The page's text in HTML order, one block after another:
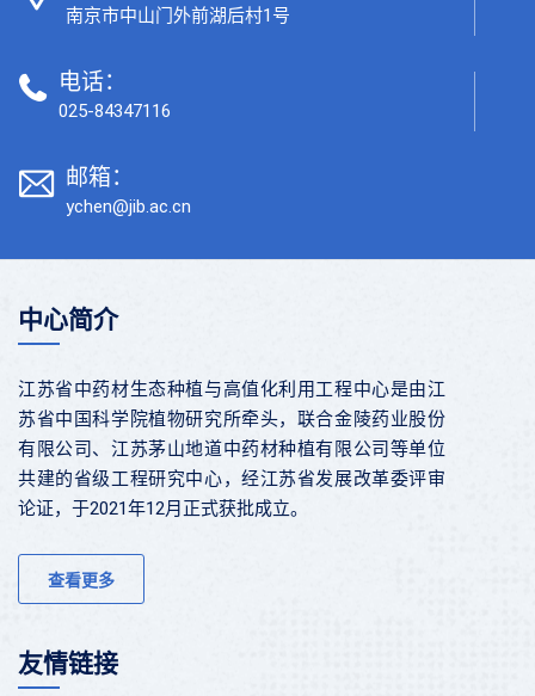
南京市中山门外前湖后村1号
电话：
025-84347116
邮箱：
ychen@jib.ac.cn
中心简介
江苏省中药材生态种植与高值化利用工程中心是由江
苏省中国科学院植物研究所牵头，联合金陵药业股份
有限公司、江苏茅山地道中药材种植有限公司等单位
共建的省级工程研究中心，经江苏省发展改革委评审
论证，于2021年12月正式获批成立。
查看更多
友情链接